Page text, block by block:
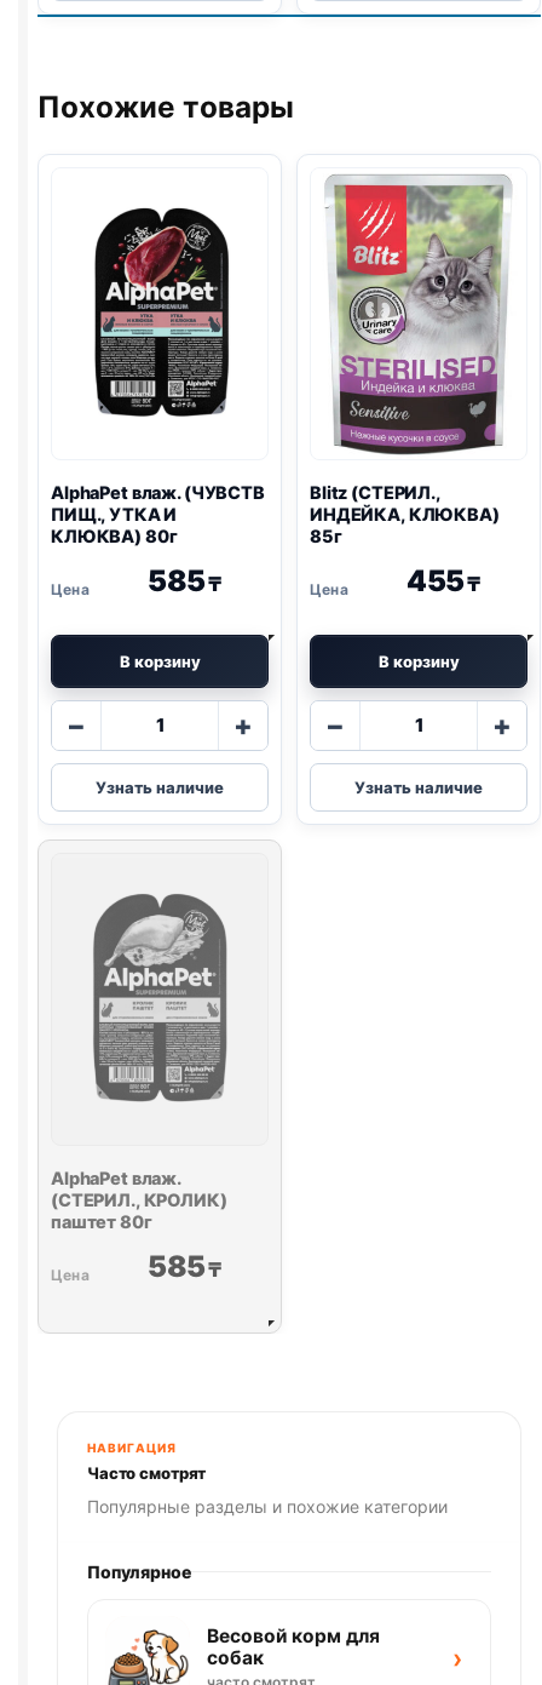
(ГОВЯДИНА,
(КОТЯТА,
Похожие товары
AlphaPet влаж. (ЧУВСТВ
ПИЩ., УТКА И
КЛЮКВА) 80г
585₸
В корзину
−
Количество
AlphaPet
влаж.
(ЧУВСТВ
И
КЛЮКВА)
80г
+
Узнать наличие
Blitz (СТЕРИЛ.,
ИНДЕЙКА, КЛЮКВА)
85г
455₸
В корзину
−
Количество
Blitz
(СТЕРИЛ.,
ИНДЕЙКА,
+
Узнать наличие
AlphaPet влаж.
(СТЕРИЛ., КРОЛИК)
паштет 80г
585₸
НАВИГАЦИЯ
Часто смотрят
Популярные разделы и похожие категории
Популярное
Весовой корм для
собак
›